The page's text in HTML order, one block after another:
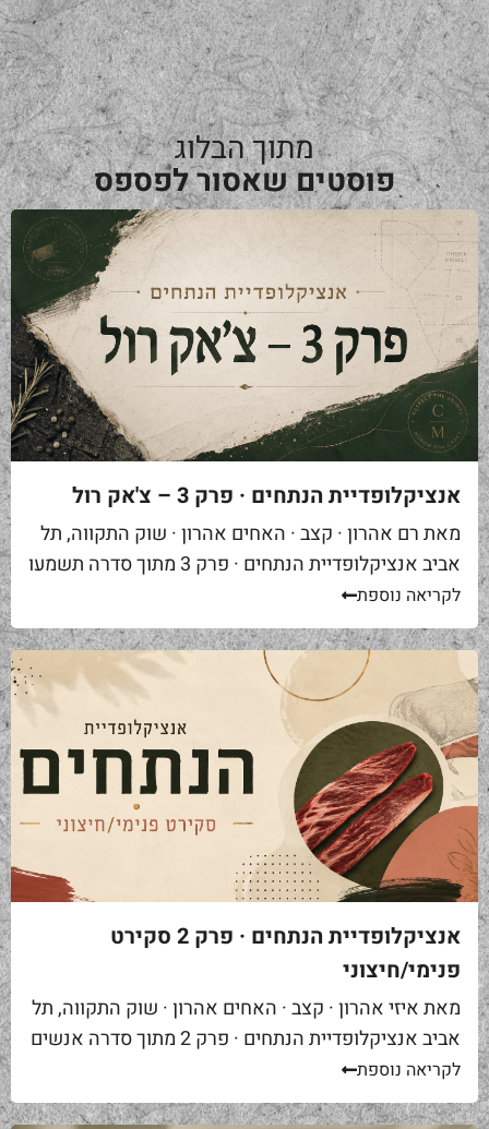
מתוך הבלוג
פוסטים שאסור לפספס
אנציקלופדיית הנתחים · פרק 3 – צ'אק רול
מאת רם אהרון · קצב · האחים אהרון · שוק התקווה, תל
אביב אנציקלופדיית הנתחים · פרק 3 מתוך סדרה תשמעו
סיפור. אתם באים לאחת ממסעדות הבשר הטובות...
לקריאה נוספת
אנציקלופדיית הנתחים · פרק 2 סקירט
פנימי/חיצוני
מאת איזי אהרון · קצב · האחים אהרון · שוק התקווה, תל
אביב אנציקלופדיית הנתחים · פרק 2 מתוך סדרה אנשים
באים אליי בקצביה ומבקשים "סקירט". שאלה ראשונה...
לקריאה נוספת